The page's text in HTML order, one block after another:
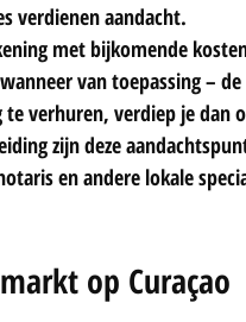
verdienen aandacht.
met bijkomende
van toepassing –
verhuren, verdiep je dan
zijn deze
en andere lokale
op Curaçao